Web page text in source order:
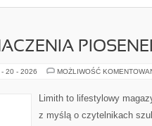
- 20 - 2026 MOŻLIWOŚĆ
Limith to lifestylowy
z myślą o czytelnikach